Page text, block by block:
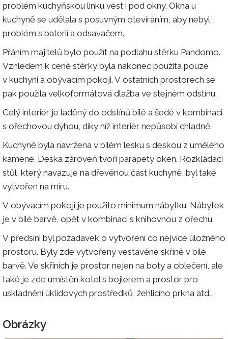
problém kuchyňskou linku vést i pod okny. Okna u
kuchyně se udělala s posuvným otevíráním, aby nebyl
problém s baterií a odsavačem.
Přáním majitelů bylo použít na podlahu stěrku Pandomo.
Vzhledem k ceně stěrky byla nakonec použita pouze
v kuchyni a obývacím pokoji. V ostatních prostorech se
pak použila velkoformátová dlažba ve stejném odstínu.
Celý interiér je laděný do odstínů bílé a šedé v kombinaci
s ořechovou dýhou, díky níž interiér nepůsobí chladně.
Kuchyně byla navržena v bílém lesku s deskou z umělého
kamene. Deska zároveň tvoří parapety oken. Rozkládací
stůl, který navazuje na dřevěnou část kuchyně, byl také
vytvořen na míru.
V obývacím pokoji je použito minimum nábytku. Nábytek
je v bílé barvě, opět v kombinaci s knihovnou z ořechu.
V předsíni byl požadavek o vytvoření co nejvíce úložného
prostoru. Byly zde vytvořeny vestavěné skříně v bílé
barvě. Ve skříních je prostor nejen na boty a oblečení, ale
také je zde umístěn kotel s bojlerem a prostor pro
uskladnění úklidových prostředků, žehlicího prkna atd…
Obrázky